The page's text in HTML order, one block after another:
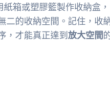
箱或塑膠籃製作收納盒，
二的收納空間。記住，收
，才能真正達到 放大空間